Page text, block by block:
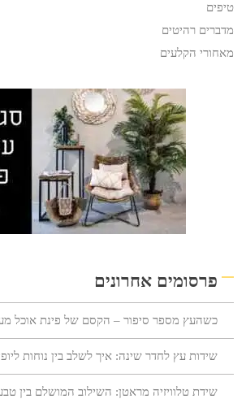
טיפים
מדברים רהיטים
מאחורי הקלעים
פרסומים אחרונים
כשהעץ מספר סיפור – הקסם של פינת אוכל
שידות עץ לחדר שינה: איך לשלב בין נוחות
שידת טלוויזיה מראטן: השילוב המושלם בין